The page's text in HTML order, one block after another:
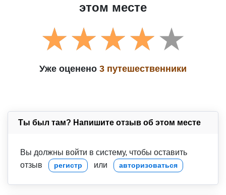
этом месте
Уже оценено 3 путешественники
Ты был там? Напишите отзыв об этом месте
Вы должны войти в систему, чтобы оставить
отзыв
регистр или авторизоваться